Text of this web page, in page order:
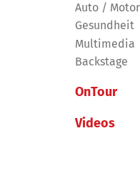
Auto / Motor
Gesundheit
Multimedia
Backstage
OnTour
Videos